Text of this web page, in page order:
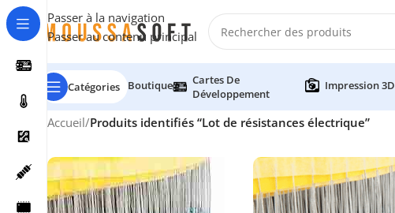
Passer à la navigation
Passer au contenu principal
Catégories Boutique
Cartes De
Développement
Impression 3D
Accueil/Produits identifiés “Lot de résistances électrique”